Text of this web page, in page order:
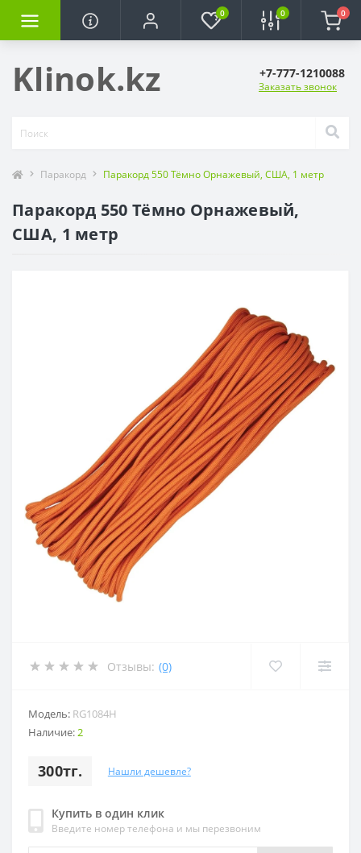
0 0 0
Klinok.kz +7-777-1210088
Заказать звонок
Паракорд Паракорд 550 Тёмно Орнажевый, США, 1 метр
Паракорд 550 Тёмно Орнажевый,
США, 1 метр
Отзывы: (0)
Модель: RG1084H
Наличие:2
300тг. Нашли дешевле?
Купить в один клик
Введите номер телефона и мы перезвоним